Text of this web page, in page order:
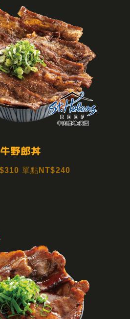
牛野郎丼
套餐NT$310 單點NT$240